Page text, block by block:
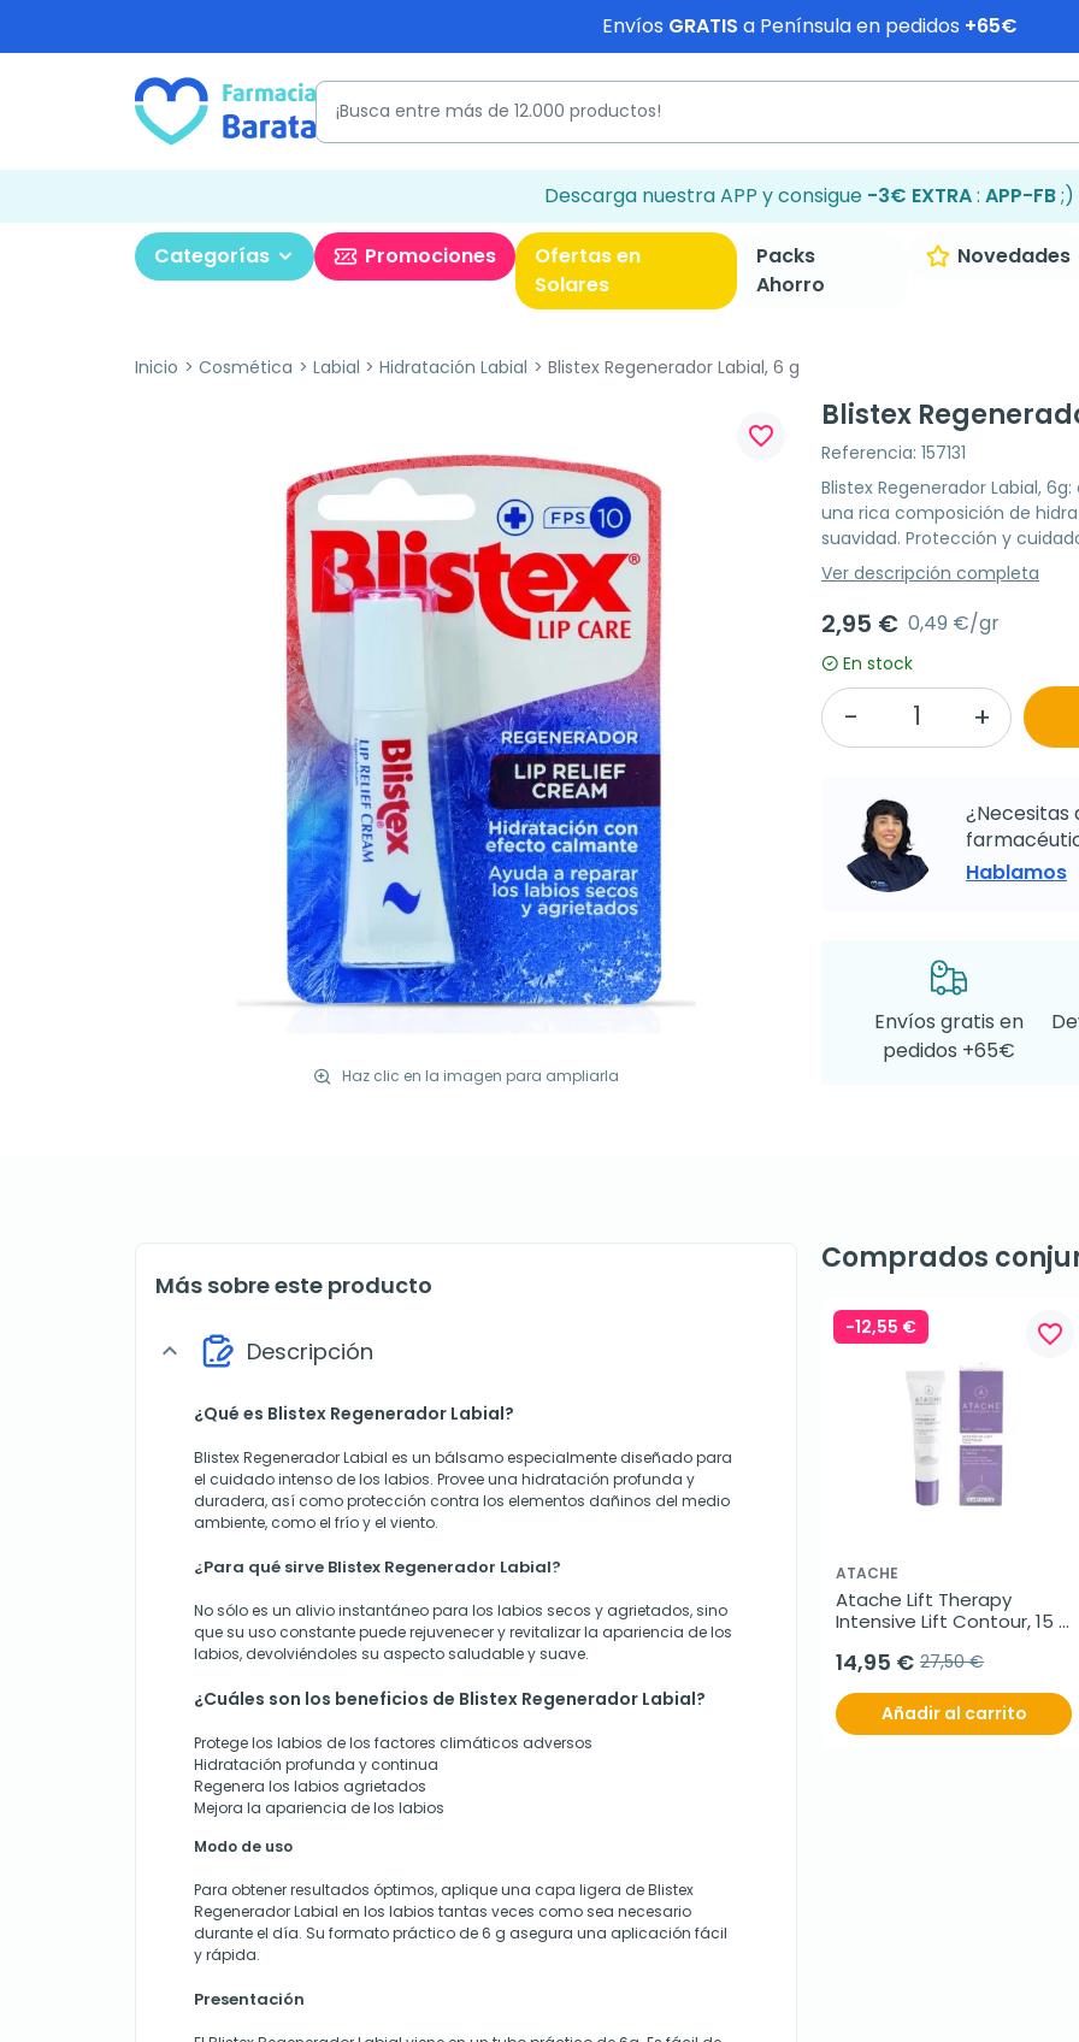
Envíos GRATIS a Península en pedidos +65€
Descarga nuestra APP y consigue -3€ EXTRA: APP-FB;)
Categorías Promociones
Ofertas en
Solares
Packs
Ahorro
Novedades
Inicio Cosmética Labial Hidratación Labial Blistex Regenerador Labial, 6 g
Haz clic en la imagen para ampliarla
favorite_border
Blistex
Referencia: 157131
Blistex Regenerador Labial,
una rica composición de
suavidad. Protección y
Ver descripción completa
2,95 € 0,49 €/gr
En stock
¿Necesitas
Hablamos
Envíos gratis en
pedidos +65€
Más sobre este producto
expand_more Descripción
¿Qué es Blistex Regenerador Labial?
Blistex Regenerador Labial es un bálsamo especialmente diseñado para
el cuidado intenso de los labios. Provee una hidratación profunda y
duradera, así como protección contra los elementos dañinos del medio
ambiente, como el frío y el viento.
¿Para qué sirve Blistex Regenerador Labial?
No sólo es un alivio instantáneo para los labios secos y agrietados, sino
que su uso constante puede rejuvenecer y revitalizar la apariencia de los
labios, devolviéndoles su aspecto saludable y suave.
¿Cuáles son los beneficios de Blistex Regenerador Labial?
Protege los labios de los factores climáticos adversos
Hidratación profunda y continua
Regenera los labios agrietados
Mejora la apariencia de los labios
Modo de uso
Para obtener resultados óptimos, aplique una capa ligera de Blistex
Regenerador Labial en los labios tantas veces como sea necesario
durante el día. Su formato práctico de 6 g asegura una aplicación fácil
y rápida.
Presentación
Comprados
-12,55 € favorite_border
ATACHE
Atache Lift Therapy
Intensive Lift Contour, 15
14,95 € 27,50 €
Añadir al carrito